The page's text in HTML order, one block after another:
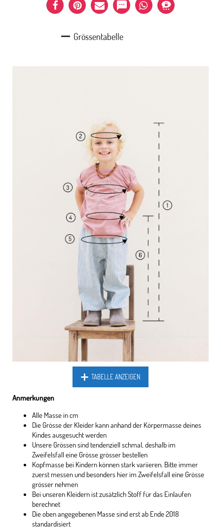
Grössentabelle
TABELLE ANZEIGEN
Anmerkungen
Alle Masse in cm
Die Grösse der Kleider kann anhand der Körpermasse deines
Kindes ausgesucht werden
Unsere Grössen sind tendenziell schmal, deshalb im
Zweifelsfall eine Grösse grösser bestellen
Kopfmasse bei Kindern können stark variieren. Bitte immer
zuerst messen und besonders hier im Zweifelsfall eine Grösse
grösser nehmen
Bei unseren Kleidern ist zusätzlich Stoff für das Einlaufen
berechnet
Die oben angegebenen Masse sind erst ab Ende 2018
standardisiert